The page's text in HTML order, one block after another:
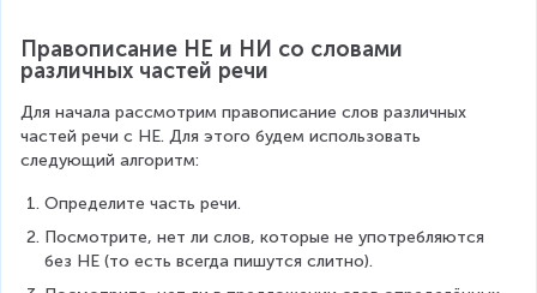
Правописание НЕ и НИ со словами
различных частей речи
Для начала рассмотрим правописание слов различных
частей речи с НЕ. Для этого будем использовать
следующий алгоритм:
Определите часть речи.
Посмотрите, нет ли слов, которые не употребляются
без НЕ (то есть всегда пишутся слитно).